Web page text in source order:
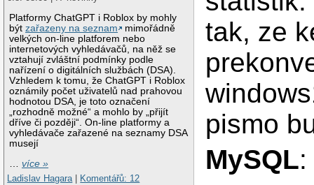
Platformy ChatGPT i Roblox by mohly
býtzařazeny na seznam
mimořádně
velkých on-line platforem nebo
internetových vyhledávačů, na něž se
vztahují zvláštní podmínky podle
nařízení o digitálních službách (DSA).
Vzhledem k tomu, že ChatGPT i Roblox
oznámily počet uživatelů nad prahovou
hodnotou DSA, je toto označení
„rozhodně možné“ a mohlo by „přijít
dříve či později“. On-line platformy a
vyhledávače zařazené na seznamy DSA
musejí
…více »
Ladislav Hagara| Komentářů: 12
tak, ze
pismo
MySQL: